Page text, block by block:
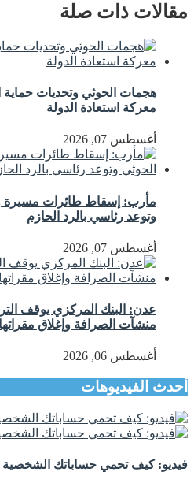
مقالات ذات صلة
هجمات الحوثي وتحديات
معركة استعادة الدولة
أغسطس 07, 2026
مأرب: إسقاط طائرات مسيرة
وتوعد رئاسي بالرد الحازم
أغسطس 07, 2026
عدن: البنك المركزي يوقف
منشآت الصرافة وإغلاق مقراتها
أغسطس 06, 2026
أحدث الفيديوهات
فيديو: كيف تحمي حساباتك الشخصية